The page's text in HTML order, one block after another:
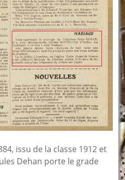
issu de la classe 1912 et
Dehan porte le grade